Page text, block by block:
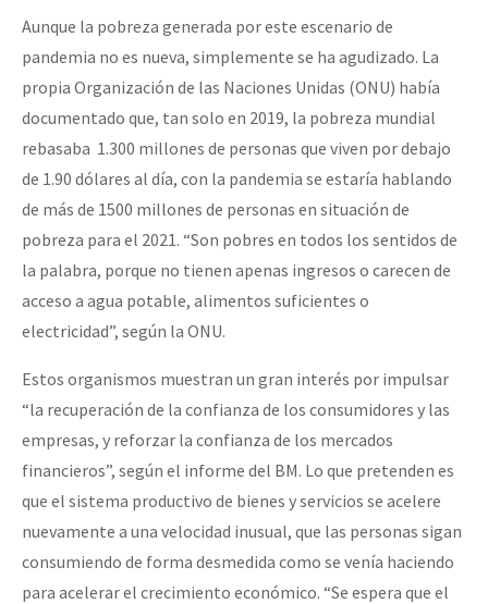
Aunque la pobreza generada por este escenario de
pandemia no es nueva, simplemente se ha agudizado. La
propia Organización de las Naciones Unidas (ONU) había
documentado que, tan solo en 2019, la pobreza mundial
rebasaba 1.300 millones de personas que viven por debajo
de 1.90 dólares al día, con la pandemia se estaría hablando
de más de 1500 millones de personas en situación de
pobreza para el 2021. “Son pobres en todos los sentidos de
la palabra, porque no tienen apenas ingresos o carecen de
acceso a agua potable, alimentos suficientes o
electricidad”, según la ONU.
Estos organismos muestran un gran interés por impulsar
“la recuperación de la confianza de los consumidores y las
empresas, y reforzar la confianza de los mercados
financieros”, según el informe del BM. Lo que pretenden es
que el sistema productivo de bienes y servicios se acelere
nuevamente a una velocidad inusual, que las personas sigan
consumiendo de forma desmedida como se venía haciendo
para acelerar el crecimiento económico. “Se espera que el